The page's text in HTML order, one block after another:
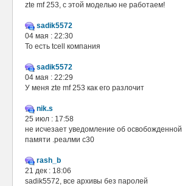
zte mf 253, с этой моделью не работаем!
sadik5572
04 мая : 22:30
То есть tcell компания
sadik5572
04 мая : 22:29
У меня zte mf 253 как его разлочит
nik.s
25 июл : 17:58
не исчезает уведомление об освобожденной
памяти .реалми с30
rash_b
21 дек : 18:06
sadik5572, все архивы без паролей